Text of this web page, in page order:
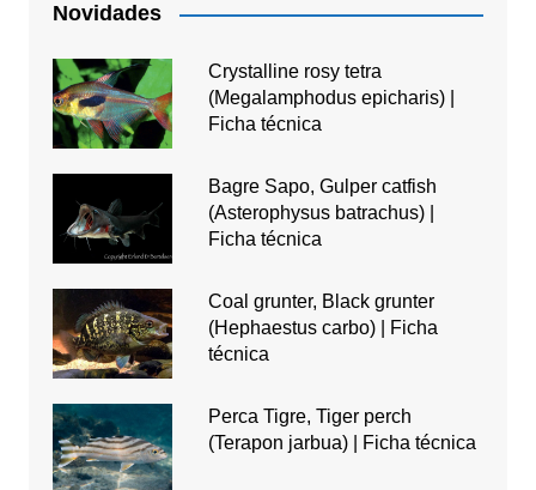
Novidades
Crystalline rosy tetra
(Megalamphodus epicharis) |
Ficha técnica
Bagre Sapo, Gulper catfish
(Asterophysus batrachus) |
Ficha técnica
Coal grunter, Black grunter
(Hephaestus carbo) | Ficha
técnica
Perca Tigre, Tiger perch
(Terapon jarbua) | Ficha técnica